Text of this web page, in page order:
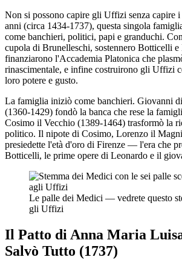
Non si possono capire gli Uffizi senza capire
anni (circa 1434-1737), questa singola
come banchieri, politici, papi e granduchi.
cupola di Brunelleschi, sostennero Botticelli
finanziarono l'Accademia Platonica che
rinascimentale, e infine costruirono gli Uffizi
loro potere e gusto.
La famiglia iniziò come banchieri. Giovanni
(1360-1429) fondò la banca che rese la
Cosimo il Vecchio (1389-1464) trasformò la
politico. Il nipote di Cosimo, Lorenzo il
presiedette l'età d'oro di Firenze — l'era che
Botticelli, le prime opere di Leonardo e il
Le palle dei Medici — vedrete questo
gli Uffizi
Il Patto di Anna Maria
Salvò Tutto (1737)